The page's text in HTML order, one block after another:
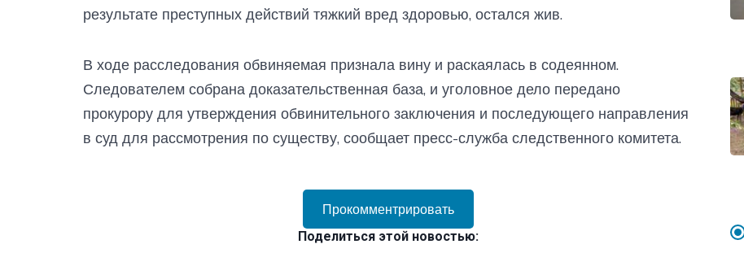
результате преступных действий тяжкий вред здоровью, остался жив.
В ходе расследования обвиняемая признала вину и раскаялась в содеянном.
Следователем собрана доказательственная база, и уголовное дело передано
прокурору для утверждения обвинительного заключения и последующего направления
в суд для рассмотрения по существу, сообщает пресс-служба следственного комитета.
Прокомментрировать
Поделиться этой новостью: